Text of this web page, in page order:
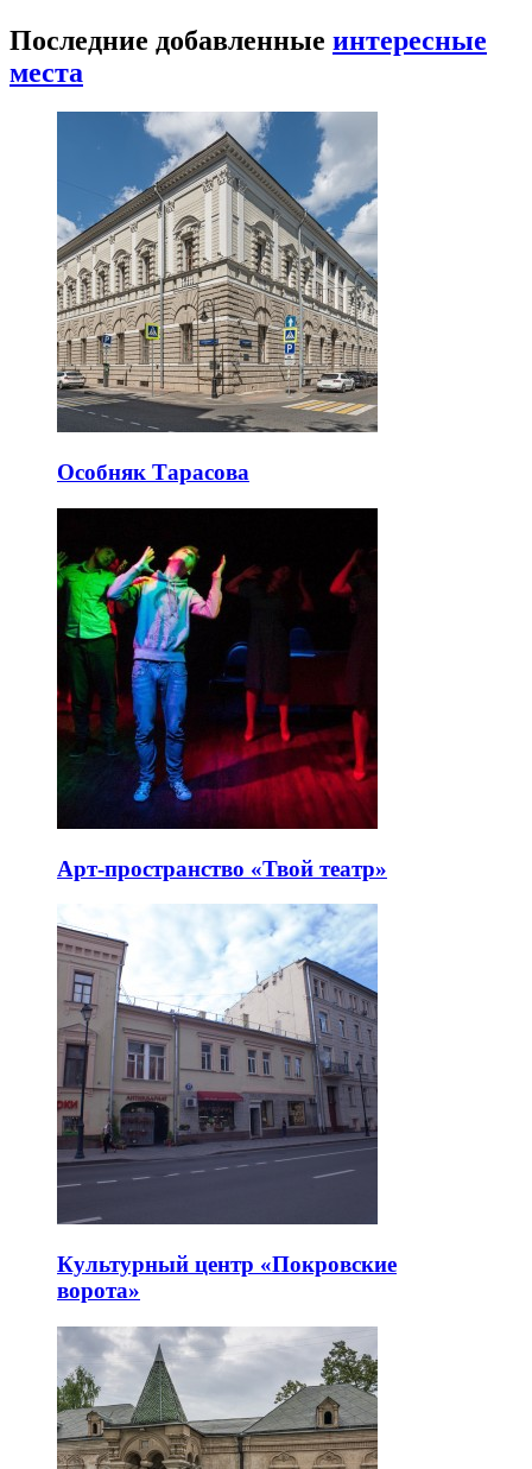
Последние добавленные интересные
места
Особняк Тарасова
Арт-пространство «Твой театр»
Культурный центр «Покровские
ворота»